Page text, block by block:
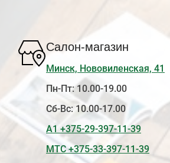
Салон-магазин
Минск, Нововиленская, 41
Пн-Пт: 10.00-19.00
Сб-Вс: 10.00-17.00
А1 +375-29-397-11-39
МТС +375-33-397-11-39